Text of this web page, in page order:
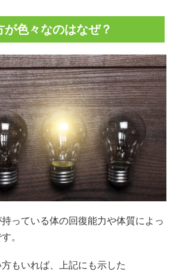
色々なのはなぜ？
っている体の回復能力や体質によっ
。
もいれば、上記にも示した